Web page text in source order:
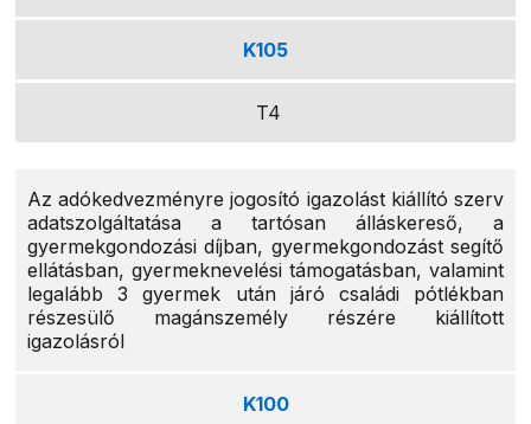
K105
T4
Az adókedvezményre jogosító igazolást kiállító szerv
adatszolgáltatása a tartósan álláskereső, a
gyermekgondozási díjban, gyermekgondozást segítő
ellátásban, gyermeknevelési támogatásban, valamint
legalább 3 gyermek után járó családi pótlékban
részesülő magánszemély részére kiállított
igazolásról
K100